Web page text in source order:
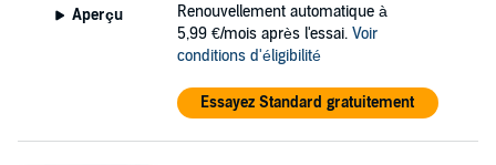
Aperçu
Renouvellement automatique à
5,99 €/mois après l'essai. Voir
conditions d'éligibilité
Essayez Standard gratuitement